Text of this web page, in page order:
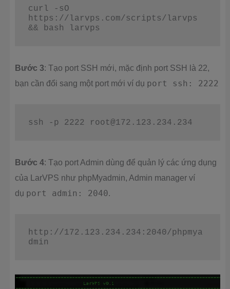
curl -sO
https://larvps.com/scripts/larvps
&& bash larvps
Bước 3: Tạo port SSH mới, mặc định port SSH là 22,
bạn cần đổi sang một port mới ví dụ port ssh: 2222
ssh -p 2222 root@172.123.234.234
Bước 4: Tạo port Admin dùng để quản lý các ứng dụng
của LarVPS như phpMyadmin, Admin manager ví
dụ port admin: 2040
http://172.123.234.234:2040/phpmya
dmin